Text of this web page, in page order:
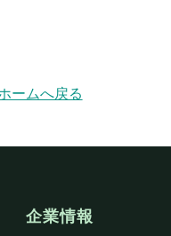
ームへ戻る
企業情報